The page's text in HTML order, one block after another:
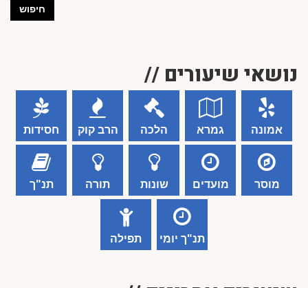
חיפוש
נושאי שיעורים //
אמונה גמרא הלכה הרב קוק חסידות
מוסר מועדים שונות תורה תנ"ך
תנ"ך יומי תפילה